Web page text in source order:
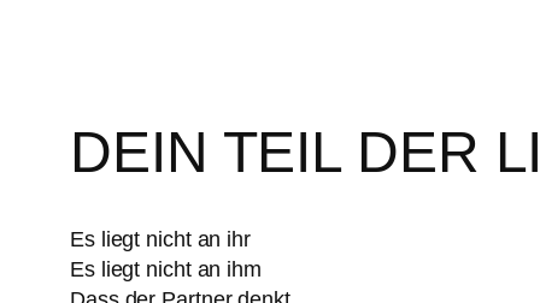
DEIN TEIL DER
Es liegt nicht an ihr
Es liegt nicht an ihm